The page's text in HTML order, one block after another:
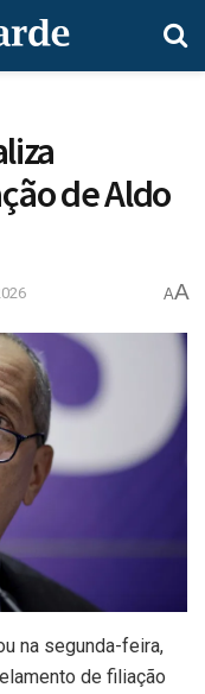
de Aldo
AA
na segunda-feira,
de filiação